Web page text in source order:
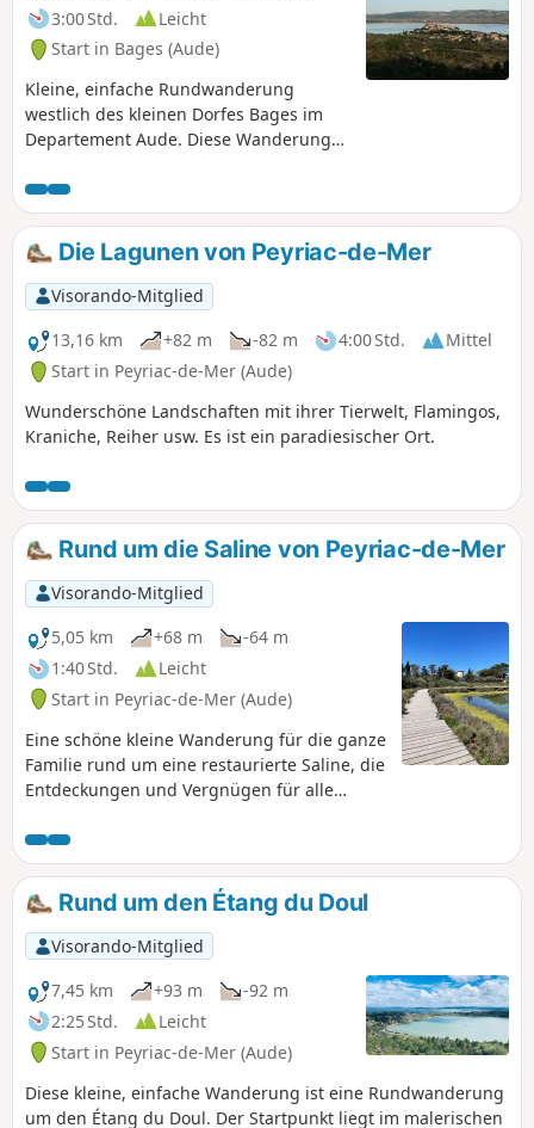
3:00 Std.
Leicht
Start in Bages (Aude)
Kleine, einfache Rundwanderung
westlich des kleinen Dorfes Bages im
Departement Aude. Diese Wanderung
und Heideland bietet Ihnen herrliche
Ausblicke auf den See und die
umliegenden Dörfer. Sie entdecken
abwechslungsreiche Landschaften mit
schattigen Abschnitten, breiten Wegen
und sehr schmalen Pfaden.
Die Lagunen von Peyriac-de-Mer
Visorando-Mitglied
13,16 km
+82 m -82 m 4:00 Std.
Mittel
Start in Peyriac-de-Mer (Aude)
Wunderschöne Landschaften mit ihrer Tierwelt, Flamingos,
Kraniche, Reiher usw. Es ist ein paradiesischer Ort.
Rund um die Saline von Peyriac-de-Mer
Visorando-Mitglied
5,05 km
+68 m
-64 m
1:40 Std.
Leicht
Start in Peyriac-de-Mer (Aude)
Eine schöne kleine Wanderung für die ganze
Familie rund um eine restaurierte Saline, die
Entdeckungen und Vergnügen für alle
Rund um den Étang du Doul
Visorando-Mitglied
7,45 km
+93 m
-92 m
2:25 Std.
Leicht
Start in Peyriac-de-Mer (Aude)
Diese kleine, einfache Wanderung ist eine Rundwanderung
um den Étang du Doul. Der Startpunkt liegt im malerischen